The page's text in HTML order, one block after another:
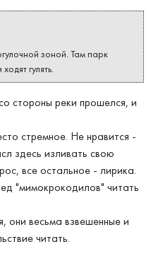
зоной. Там парк
гулять.
стороны реки прошелся, и
стремное. Не нравится -
здесь изливать свою
все остальное - лирика.
"мимокрокодилов" читать
они весьма взвешенные и
читать.